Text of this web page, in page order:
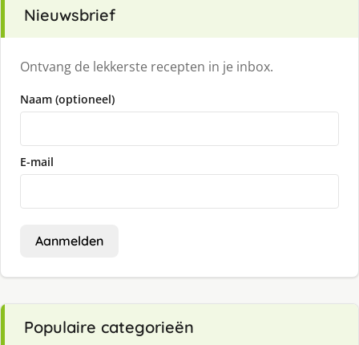
Nieuwsbrief
Ontvang de lekkerste recepten in je inbox.
Naam (optioneel)
E-mail
Aanmelden
Populaire categorieën